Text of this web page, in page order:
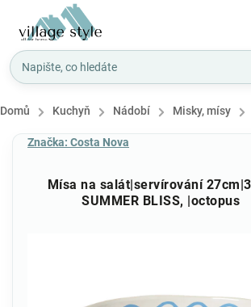
Domů / Kuchyň / Nádobí / Misky, mísy /
Mísa na salát|servírování
SUMMER BLISS, |octopus
Značka: Costa Nova